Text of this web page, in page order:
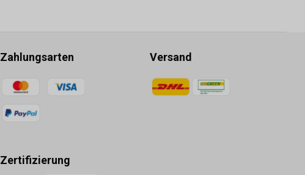
Zahlungsarten
Zahlungsmethoden
Versand
Zahlungsmethoden
Zertifizierung